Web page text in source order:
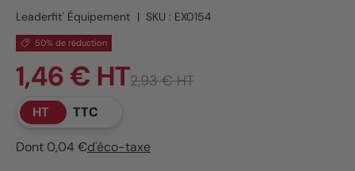
Leaderfit' Équipement | SKU : EX0154
50% de réduction
1,46 € HT2,93 € HT
HT TTC
Dont 0,04 €d'éco-taxe